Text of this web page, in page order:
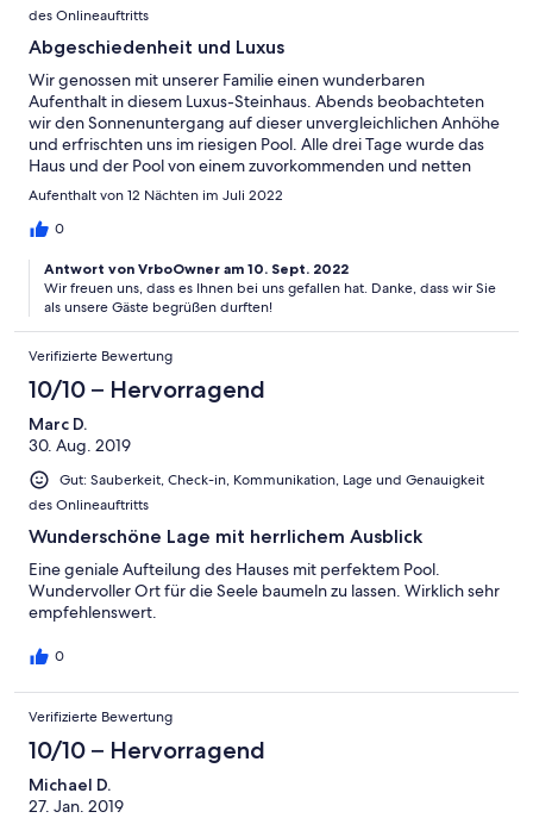
des Onlineauftritts
Abgeschiedenheit und Luxus
Wir genossen mit unserer Familie einen wunderbaren
Aufenthalt in diesem Luxus-Steinhaus. Abends beobachteten
wir den Sonnenuntergang auf dieser unvergleichlichen Anhöhe
und erfrischten uns im riesigen Pool. Alle drei Tage wurde das
Haus und der Pool von einem zuvorkommenden und netten
Personal gereinigt (frische Bettwäsche und Handtücher); uns
angeboten. Alles in Allem hatten wir einen wunderbaren Urlaub.
Aufenthalt von 12 Nächten im Juli 2022
0
Antwort von VrboOwner am 10. Sept. 2022
Wir freuen uns, dass es Ihnen bei uns gefallen hat. Danke, dass wir Sie
als unsere Gäste begrüßen durften!
Verifizierte Bewertung
10/10 – Hervorragend
Marc D.
30. Aug. 2019
Gut: Sauberkeit, Check-in, Kommunikation, Lage und Genauigkeit
des Onlineauftritts
Wunderschöne Lage mit herrlichem Ausblick
Eine geniale Aufteilung des Hauses mit perfektem Pool.
Wundervoller Ort für die Seele baumeln zu lassen. Wirklich sehr
empfehlenswert.
0
Verifizierte Bewertung
10/10 – Hervorragend
Michael D.
27. Jan. 2019